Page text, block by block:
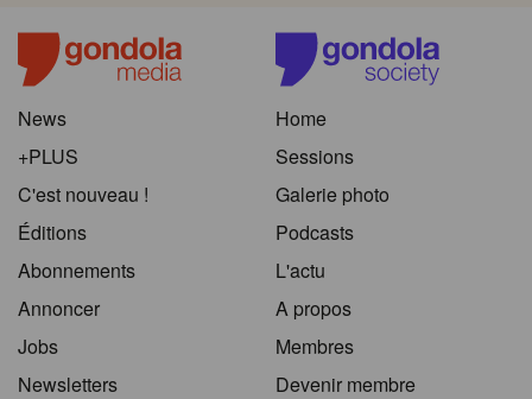
News
+PLUS
C'est nouveau !
Éditions
Abonnements
Annoncer
Jobs
Newsletters
Home
Sessions
Galerie photo
Podcasts
L'actu
A propos
Membres
Devenir membre